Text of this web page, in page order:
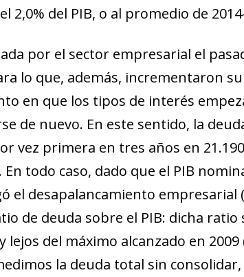
2,0% del PIB, o al promedio de
por el sector empresarial el
lo que, además, incrementaron
en que los tipos de interés
de nuevo. En este sentido, la
vez primera en tres años en
todo caso, dado que el PIB
el desapalancamiento empresarial
de deuda sobre el PIB: dicha
lejos del máximo alcanzado en
la deuda total sin